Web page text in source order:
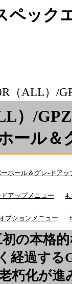
ペック
（ALL）/
）/
ール＆
ホール＆グレ-ドアッ
アップメニュー
プションメニュー
の本格
経過する
朽化が